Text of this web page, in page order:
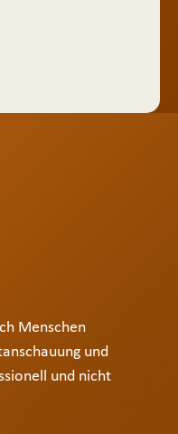
Menschen
und
und nicht